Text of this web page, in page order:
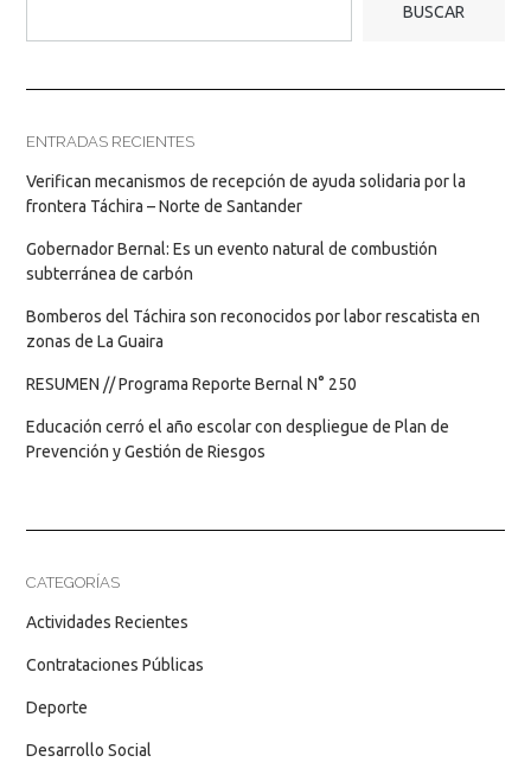
BUSCAR
ENTRADAS RECIENTES
Verifican mecanismos de recepción de ayuda solidaria por la
frontera Táchira – Norte de Santander
Gobernador Bernal: Es un evento natural de combustión
subterránea de carbón
Bomberos del Táchira son reconocidos por labor rescatista en
zonas de La Guaira
RESUMEN // Programa Reporte Bernal N° 250
Educación cerró el año escolar con despliegue de Plan de
Prevención y Gestión de Riesgos
CATEGORÍAS
Actividades Recientes
Contrataciones Públicas
Deporte
Desarrollo Social